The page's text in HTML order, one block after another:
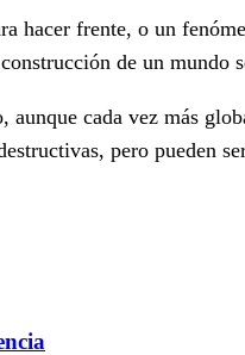
hacer frente, o un
de un
aunque cada vez más
pero pueden